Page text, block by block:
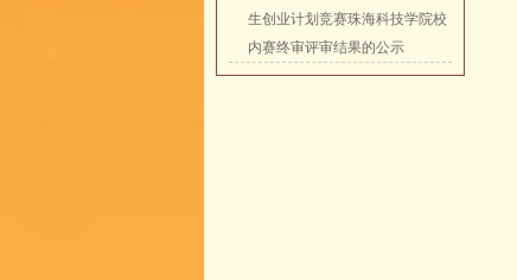
生创业计划竞赛珠海科技学院校
内赛终审评审结果的公示